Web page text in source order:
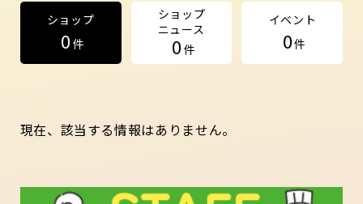
ショップ
0 件
ショップ
ニュース
0 件
イベント
0件
現在、該当する情報はありません。